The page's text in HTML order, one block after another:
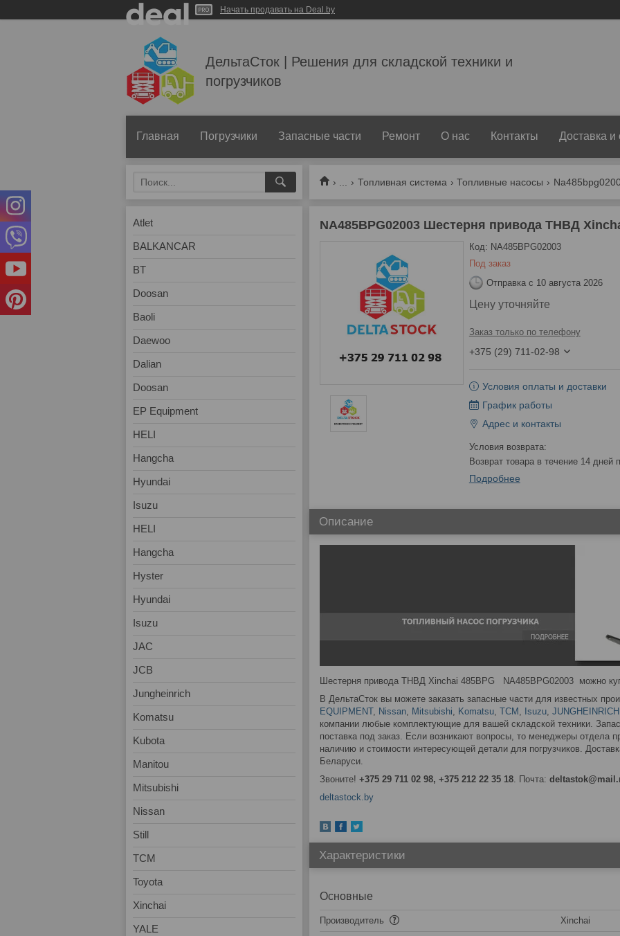
Начать продавать на Deal.by
ДельтаСток | Решения для складской техники и
погрузчиков
Главная Погрузчики Запасные части Ремонт О нас Контакты Доставка и
Топливная система Топливные насосы
NA485BPG02003 Шестерня привода ТНВД
Под заказ
Код: NA485BPG02003
Отправка с 10 августа 2026
Цену уточняйте
Заказ только по телефону
+375 (29) 711-02-98
Условия оплаты и доставки
График работы
Адрес и контакты
возврат товара в течение 14 дней
Подробнее
Описание
Шестерня привода ТНВД Xinchai 485BPG NA485BPG02003 можно
В ДельтаСток вы можете заказать запасные части для известных
EQUIPMENT, Nissan, Mitsubishi, Komatsu, TCM , Isuzu, JUNGHEINRICH
компании любые комплектующие для вашей складской техники.
поставка под заказ. Если возникают вопросы, то менеджеры отдела
наличию и стоимости интересующей детали для погрузчиков.
Беларуси.
Звоните! +375 29 711 02 98, +375 212 22 35 18. Почта:
deltastock.by
Характеристики
Основные
Производитель Xinchai
Atlet
BALKANCAR
BT
Doosan
Baoli
Daewoo
Dalian
Doosan
EP Equipment
HELI
Hangcha
Hyundai
Isuzu
HELI
Hangcha
Hyster
Hyundai
Isuzu
JAC
JCB
Jungheinrich
Komatsu
Kubota
Manitou
Mitsubishi
Nissan
Still
TCM
Toyota
Xinchai
YALE